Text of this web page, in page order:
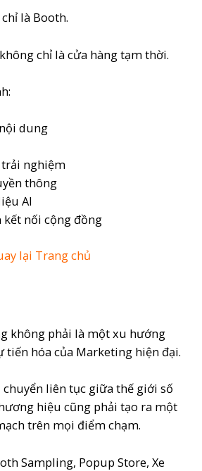
là Booth.
chỉ là cửa hàng tạm thời.
dung
nghiệm
thông
AI
kết nối cộng đồng
lại Trang chủ
không phải là một xu hướng
tiến hóa của Marketing hiện đại.
chuyển liên tục giữa thế giới số
hiệu cũng phải tạo ra một
trên mọi điểm chạm.
Sampling, Popup Store, Xe